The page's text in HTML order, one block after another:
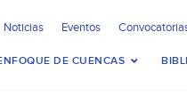
Noticias Eventos
DE CUENCAS